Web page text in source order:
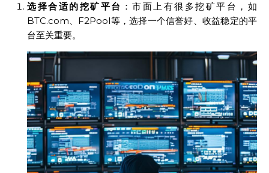
选择合适的挖矿平台 ：市面上有很多挖矿平台，如
BTC.com、F2Pool等，选择一个信誉好、收益稳定的平
台至关重要。